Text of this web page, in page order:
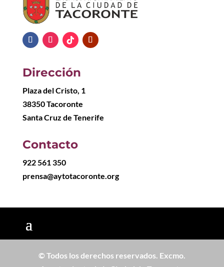
Dirección
Plaza del Cristo, 1
38350 Tacoronte
Santa Cruz de Tenerife
Contacto
922 561 350
prensa@aytotacoronte.org
© Todos los derechos reservados. Excmo.